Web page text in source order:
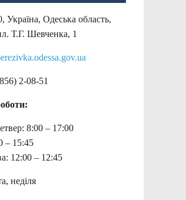
Україна, Одеська область,
Т.Г. Шевченка, 1
2-08-51
8:00 – 17:00
– 15:45
12:00 – 12:45
неділя